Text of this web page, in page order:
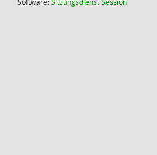
Software:SitzungsdienstSession